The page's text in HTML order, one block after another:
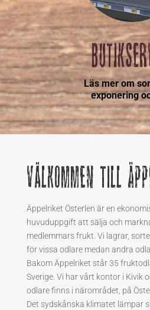
Läs mer om
exponering
VÄlkommen till
Äppelriket Österlen är en
huvuduppgift att sälja och
medlemmars frukt. Vi lagrar,
för vissa odlare medan andra
Bakom Äppelriket står 35
Sverige. Vi har vårt kontor i Kivik
odlare finns i närområdet, på
Det sydskånska klimatet lämpar